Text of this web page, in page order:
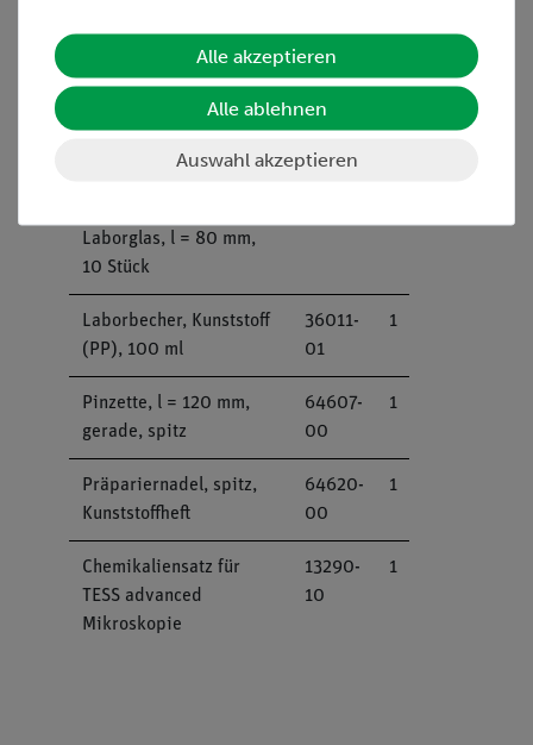
26 mm, 50 Stück
Deckgläser 18 mm x 18
mm,Satz a 50 Stk.
00
Laborglas, l = 80 mm,
10 Stück
Laborbecher, Kunststoff
(PP), 100 ml
36011-
01
1
Pinzette, l = 120 mm,
gerade, spitz
64607-
00
1
Präpariernadel, spitz,
Kunststoffheft
64620-
00
1
Chemikaliensatz für
TESS advanced
Mikroskopie
13290-
10
1
Alle akzeptieren
Alle ablehnen
Auswahl akzeptieren